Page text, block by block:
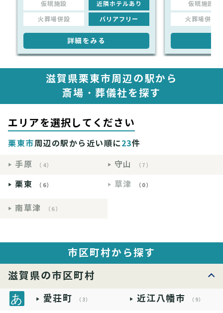
仮眠施設 近隣ホテルあり
火葬場併設 バリアフリー
詳細をみる
仮眠施設
火葬場併設
滋賀県栗東市周辺の駅から
斎場・葬儀社を探す
エリアを選択してください
栗東市周辺の駅から近い順に23件
手原
（4） 守山 （7）
栗東 （6） 草津 （0）
南草津 （6）
市区町村から探す
滋賀県の市区町村
愛荘町 （3） 近江八幡市 （9）